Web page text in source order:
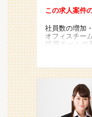
この求人案件
社員数の増加
オフィスチー
採用チームの
業界未経験・
採用のプロフ
だきます。
CTO兼
採用担当